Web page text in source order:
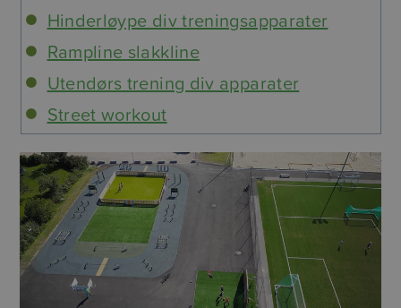
Hinderløype div treningsapparater
Rampline slakkline
Utendørs trening div apparater
Street workout